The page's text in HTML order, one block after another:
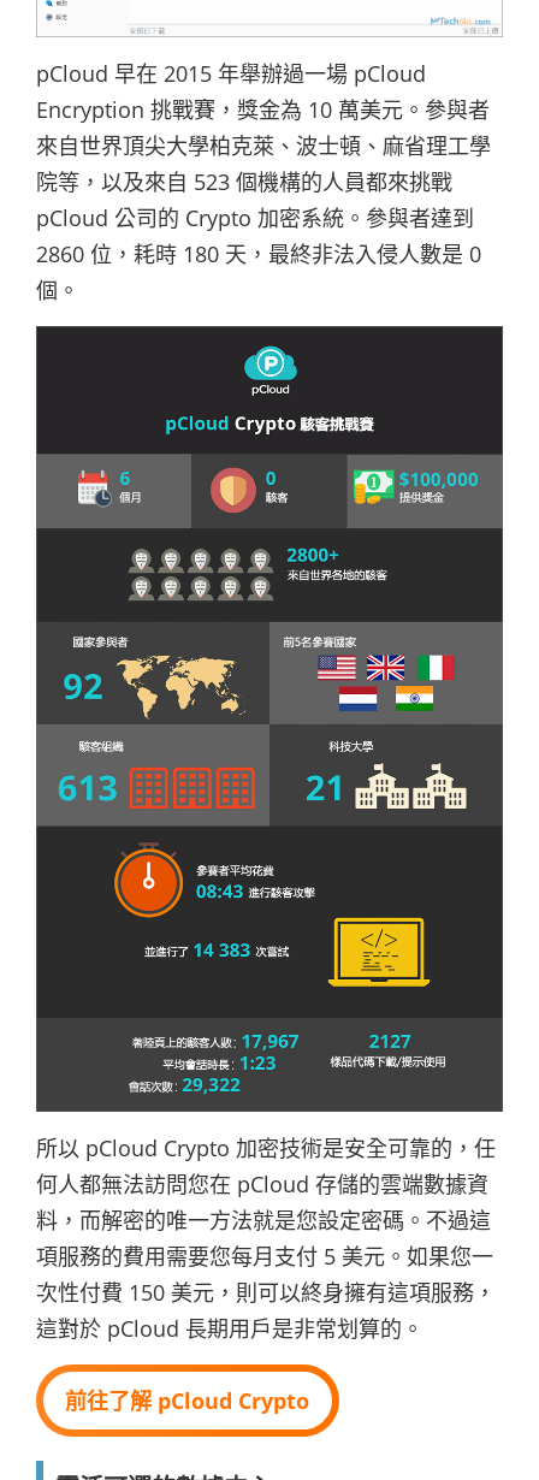
pCloud 早在 2015 年舉辦過一場 pCloud
Encryption 挑戰賽，獎金為 10 萬美元。參與者
來自世界頂尖大學柏克萊、波士頓、麻省理工學
院等，以及來自 523 個機構的人員都來挑戰
pCloud 公司的 Crypto 加密系統。參與者達到
2860 位，耗時 180 天，最終非法入侵人數是 0
個。
所以 pCloud Crypto 加密技術是安全可靠的，任
何人都無法訪問您在 pCloud 存儲的雲端數據資
料，而解密的唯一方法就是您設定密碼。不過這
項服務的費用需要您每月支付 5 美元。如果您一
次性付費 150 美元，則可以終身擁有這項服務，
這對於 pCloud 長期用戶是非常划算的。
前往了解 pCloud Crypto